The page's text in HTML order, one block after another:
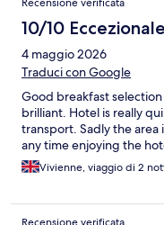
10/10 Eccezionale
4 maggio 2026
Traduci con Google
Good breakfast
brilliant. Hotel is really
transport. Sadly the area
any time enjoying the
Vivienne, viaggio di 2
Recensione verificata